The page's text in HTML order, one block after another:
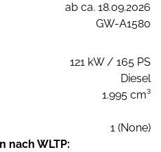
ab ca. 18.09.2026
GW-A1580
121 kW / 165 PS
Diesel
1.995 cm³
1 (None)
nach WLTP: